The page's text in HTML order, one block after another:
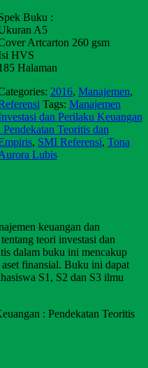
Buku :
A5
Artcarton 260 gsm
HVS
Halaman
2016, Manajemen,
Tags: Manajemen
dan Perilaku Keuangan
Pendekatan Teoritis dan
, SMI Referensi, Tona
Lubis
keuangan dan
teori investasi dan
dalam buku ini mencakup
finansial. Buku ini dapat
S1, S2 dan S3 ilmu
: Pendekatan Teoritis